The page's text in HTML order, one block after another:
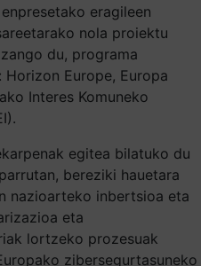
eragileen
nola proiektu
du, programa
Europe, Europa
Interes Komuneko
egitea bilatuko du
bereziki hauetara
nazioarteko inbertsioa eta
eta
lortzeko prozesuak
zibersegurtasuneko